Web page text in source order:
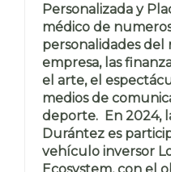
Personalizada y
médico de
personalidades del
empresa, las
el arte, el
medios de
deporte. En 2024,
Durántez es
vehículo inversor